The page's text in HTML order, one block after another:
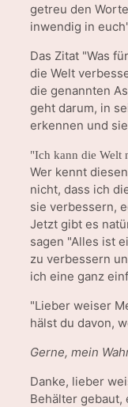
getreu den
inwendig in
Das Zitat "Was
die Welt
die genannten
geht darum, in
erkennen und
"Ich kann die Welt
Wer kennt
nicht, dass ich
sie verbessern,
Jetzt gibt es
sagen "Alles ist
zu verbessern
ich eine ganz
"Lieber weiser
hälst du davon,
Gerne, mein
Danke, lieber
Behälter gebaut,